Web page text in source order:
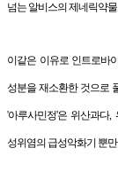
넘는 알비스의 제네릭약
이같은 이유로 인트로바
성분을 재소환한 것으로
'아루사민정'은 위산과다,
성위염의 급성악화기 뿐